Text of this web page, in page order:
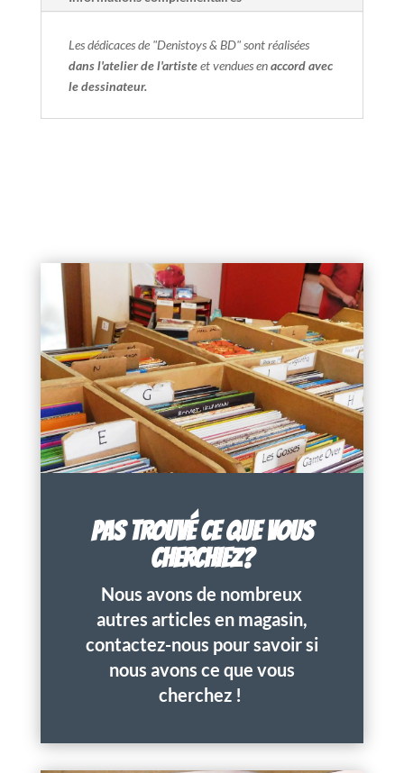
Les dédicaces de "Denistoys & BD" sont réalisées
dans l'atelier de l'artisteet vendues enaccord avec
le dessinateur.
PAS TROUVÉ CE QUE VOUS
CHERCHIEZ?
Nous avons de nombreux
autres articles en magasin,
contactez-nous pour savoir si
nous avons ce que vous
cherchez !